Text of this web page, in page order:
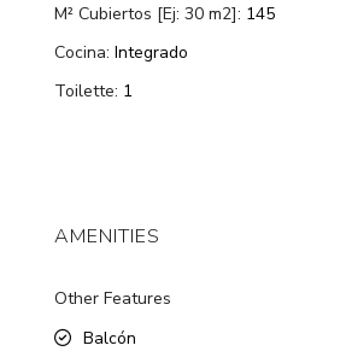
M² Cubiertos [Ej: 30 m2]: 145
Cocina: Integrado
Toilette: 1
AMENITIES
Other Features
Balcón